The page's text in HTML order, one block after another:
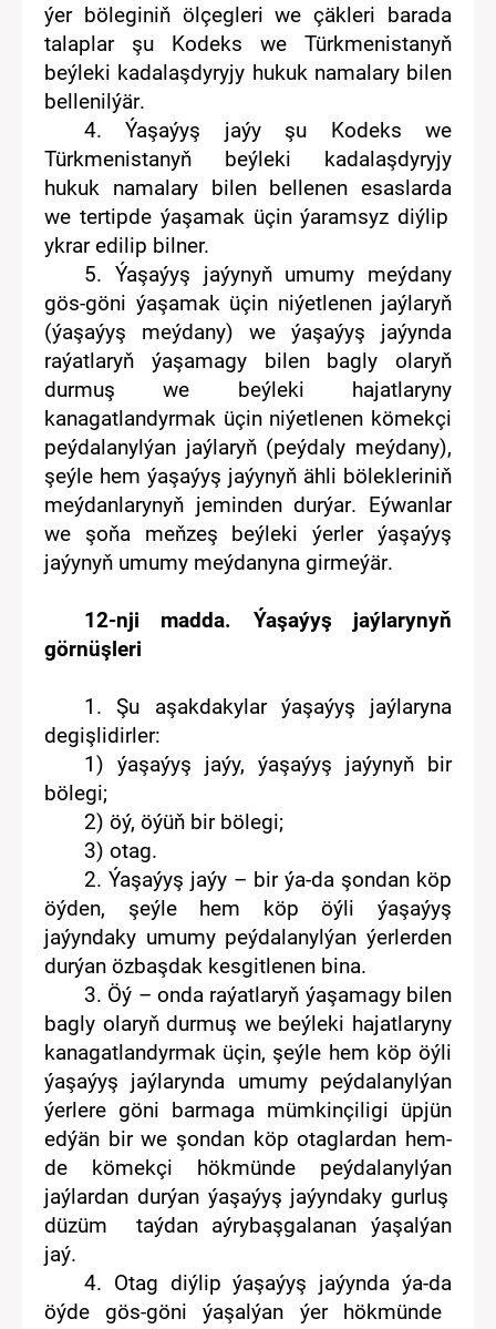
ýer böleginiň ölçegleri we çäkleri barada
talaplar şu Kodeks we Türkmenistanyň
beýleki kadalaşdyryjy hukuk namalary bilen
bellenilýär.
4. Ýaşaýyş jaýy şu Kodeks we
Türkmenistanyň beýleki kadalaşdyryjy
hukuk namalary bilenbellenen esaslarda
we tertipdeýaşamak üçin ýaramsyz diýlip
ykraredilip bilner.
5. Ýaşaýyş jaýynyň umumy meýdany
gös-göni ýaşamak üçin niýetlenen jaýlaryň
(ýaşaýyş meýdany) we ýaşaýyş jaýynda
raýatlaryň ýaşamagy bilen bagly olaryň
durmuş we beýleki hajatlaryny
kanagatlandyrmak üçin niýetlenen kömekçi
peýdalanylýan jaýlaryň(peýdaly meýdany),
şeýle hem ýaşaýyş jaýynyň ähli bölekleriniň
meýdan larynyň jeminden durýar. Eýwanlar
we şoňa meňzeş beýleki ýerlerýaşaýyş
jaýynyň umumy meýdanyna girmeýär.
12-nji madda. Ýaşaýyş jaý larynyň
görnüşleri
1.Şu aşakdakylar ýaşaýyş jaý laryna
degişlidirler:
1) ýaşaýyş jaýy, ýaşaýyş jaýynyň bir
bölegi;
2) öý, öýüň bir bölegi;
3) otag.
2. Ýaşaýyş jaýy – bir ýa-da şondan köp
öýden, şeýle hem köp öýli ýaşaýyş
jaýyndaky umumy peýdalanylýan ýerlerden
durýan özbaşdak kesgitlenen bina.
3. Öý – onda raýatlaryň ýaşamagy bilen
bagly olaryň durmuş we beýleki hajatlaryny
kanagatlandyrmak üçin, şeýle hem köp öýli
ýaşaýyş jaýlarynda umumy peýdalanylýan
ýerlere göni barmaga mümkinçiligi üpjün
edýän bir we şondan köp otaglardan hem-
de kömekçi hökmünde peýdalanylýan
jaýlardan durýan ýaşaýyş jaýyndaky gurluş
düzüm taýdan aýrybaşgalanan ýaşa lýan
jaý.
4. Otag diýlip ýaşaýyş jaýynda ýa-da
öýde gös-göni ýaşalýan ýer hökmünde